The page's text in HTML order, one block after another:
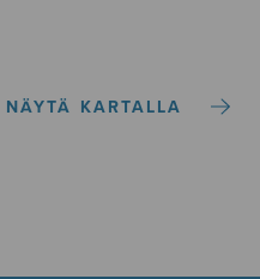
NÄYTÄ KARTALLA